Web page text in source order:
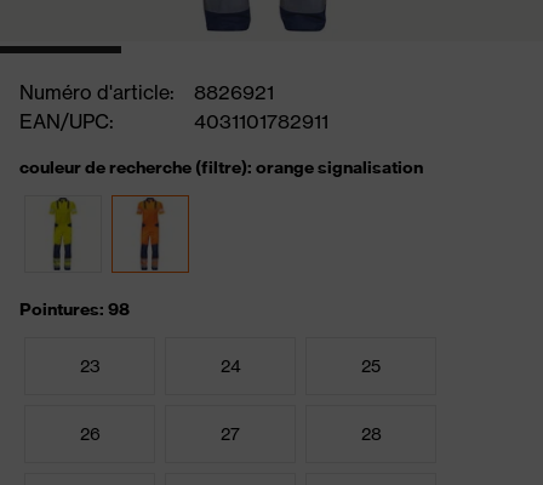
Numéro d'article:
8826921
EAN/UPC:
4031101782911
couleur de recherche (filtre): orange signalisation
Pointures: 98
23 24 25
26 27 28